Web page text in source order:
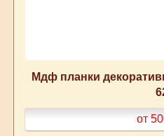
Мдф планки
от